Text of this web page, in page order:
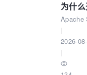
为什
Apache
2026-